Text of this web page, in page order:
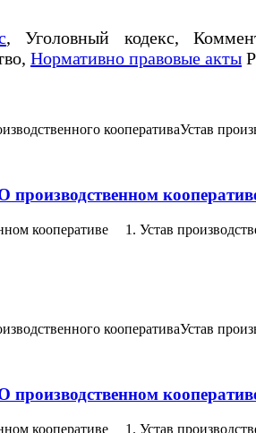
, Уголовный кодекс,
Нормативно правовые акты
кооперативаУстав
производственном
кооперативе 1. Устав
кооперативаУстав
производственном
кооперативе 1. Устав